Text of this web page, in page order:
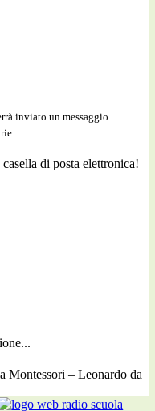
inviato un messaggio
di posta elettronica!